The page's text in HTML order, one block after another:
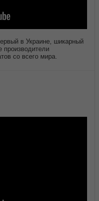
в Украине, шикарный
производители
со всего мира.